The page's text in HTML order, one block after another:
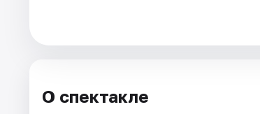
О спектакле